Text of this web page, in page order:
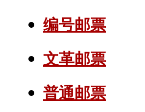
编号邮票
文革邮票
普通邮票